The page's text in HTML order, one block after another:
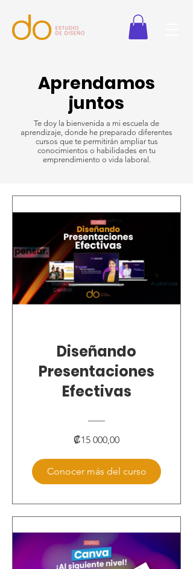
Aprendamos
juntos
Te doy la bienvenida a mi escuela de
aprendizaje, donde he preparado diferentes
cursos que te permitirán ampliar tus
conocimientos o habilidades en tu
emprendimiento o vida laboral.
Diseñando
Presentaciones
Efectivas
₡15 000,00
Conocer más del curso